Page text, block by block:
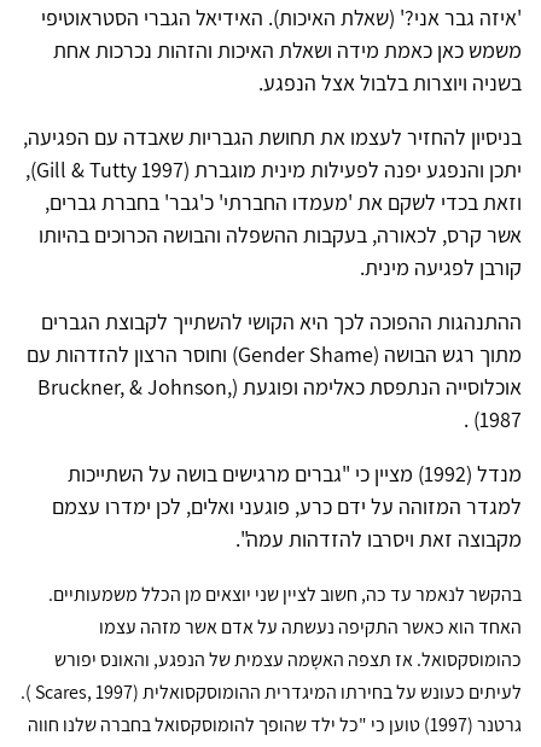
'איזה גבר אני?' (שאלת האיכות). האידיאל הגברי הסטראוטיפי
משמש כאן כאמת מידה ושאלת האיכות והזהות נכרכות אחת
בשניה ויוצרות בלבול אצל הנפגע.
בניסיון להחזיר לעצמו את תחושת הגבריות שאבדה עם הפגיעה,
יתכן והנפגע יפנה לפעילות מינית מוגברת (Gill & Tutty 1997
),
וזאת בכדי לשקם את 'מעמדו החברתי' כ'גבר' בחברת גברים,
אשר קרס, לכאורה, בעקבות ההשפלה והבושה הכרוכים בהיותו
קורבן לפגיעה מינית.
ההתנהגות ההפוכה לכך היא הקושי להשתייך לקבוצת הגברים
מתוך רגש הבושה (Gender Shame)
וחוסר הרצון להזדהות עם
אוכלוסייה הנתפסת כאלימה ופוגעת (Bruckner, & Johnson,
1987)
.
מנדל (1992) מציין כי "גברים מרגישים בושה על השתייכות
למגדר המזוהה על ידם כרע, פוגעני ואלים, לכן ימדרו עצמם
מקבוצה זאת ויסרבו להזדהות עמה".
בהקשר לנאמר עד כה, חשוב לציין שני יוצאים מן הכלל משמעותיים.
האחד הוא כאשר התקיפה נעשתה על אדם אשר מזהה עצמו
כהומוסקסואל. אז תצפה האשָמה עצמית של הנפגע, והאונס יפורש
לעיתים כעונש על בחירתו המיגדרית ההומוסקסואלית (Scares, 1997
).
גרטנר (1997) טוען כי "כל ילד שהופך להומוסקסואל בחברה שלנו חווה